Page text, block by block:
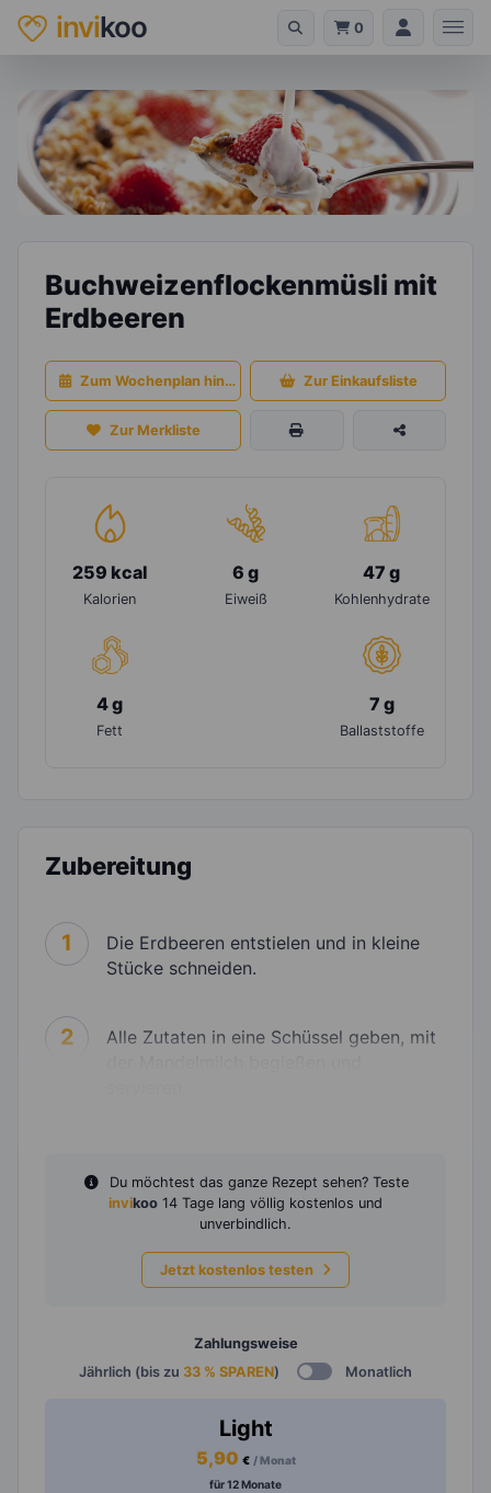
invikoo 0
Buchweizenflockenmüsli mit
Erdbeeren
Zum Wochenplan hinzufügen Zur Einkaufsliste
Zur Merkliste
259 kcal
Kalorien
6 g
Eiweiß
47 g
Kohlenhydrate
4 g
Fett
7 g
Ballaststoffe
Zubereitung
1
Die Erdbeeren entstielen und in kleine
Stücke schneiden.
2
Alle Zutaten in eine Schüssel geben, mit
Du möchtest das ganze Rezept sehen? Teste
invikoo 14 Tage lang völlig kostenlos und
unverbindlich.
Jetzt kostenlos testen
Zahlungsweise
Jährlich (bis zu 33 % SPAREN) Monatlich
Light
5,90 € / Monat
für 12 Monate